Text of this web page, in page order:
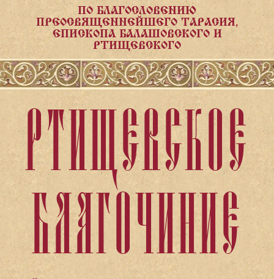
ПО БЛАГОСЛОВЕНИЮ
ПРЕОСВЯЩЕННЕЙШЕГО ТАРАСИЯ,
ЕПИСКОПА БАЛАШОВСКОГО И
РТИЩЕВСКОГО
РТИЩЕВСКОЕ
БЛАГОЧИНИЕ